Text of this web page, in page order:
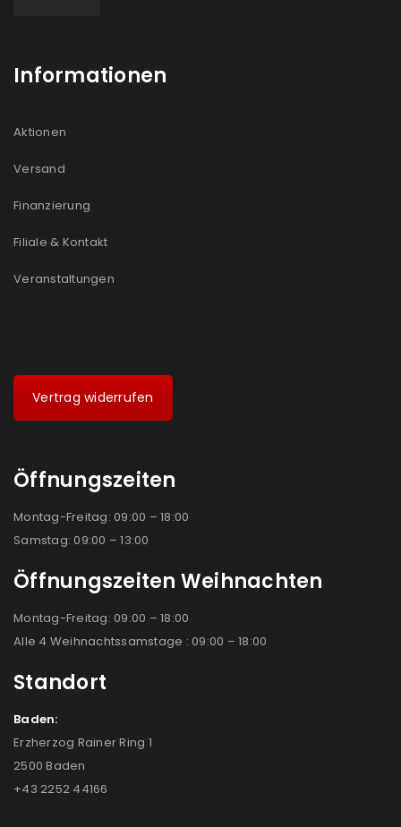
Informationen
Aktionen
Versand
Finanzierung
Filiale & Kontakt
Veranstaltungen
Vertrag widerrufen
Öffnungszeiten
Montag-Freitag: 09:00 – 18:00
Samstag: 09:00 – 13:00
Öffnungszeiten Weihnachten
Montag-Freitag: 09:00 – 18:00
Alle 4 Weihnachtssamstage : 09:00 – 18:00
Standort
Baden:
Erzherzog Rainer Ring 1
2500 Baden
+43 2252 44166